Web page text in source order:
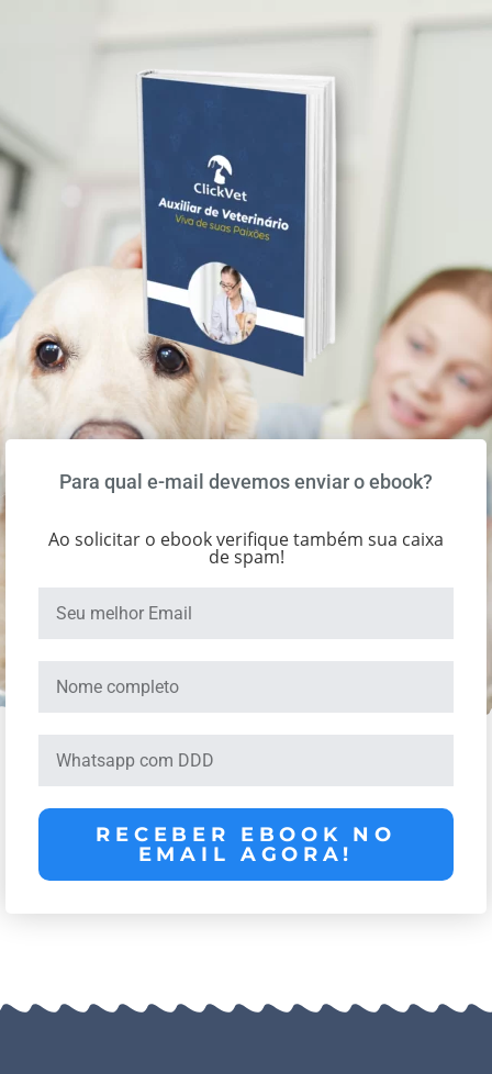
Para qual e-mail devemos enviar o ebook?
Ao solicitar o ebook verifique também sua caixa
de spam!
RECEBER EBOOK NO
EMAIL AGORA!